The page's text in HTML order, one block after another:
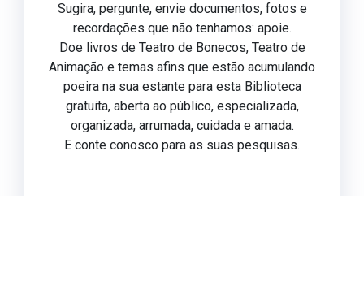
Sugira, pergunte, envie documentos, fotos e
recordações que não tenhamos: apoie.
Doe livros de Teatro de Bonecos, Teatro de
Animação e temas afins que estão acumulando
poeira na sua estante para esta Biblioteca
gratuita, aberta ao público, especializada,
organizada, arrumada, cuidada e amada.
E conte conosco para as suas pesquisas.